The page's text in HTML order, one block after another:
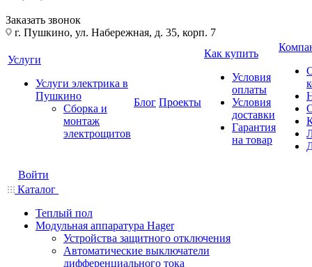
Заказать звонок
г. Пушкино, ул. Набережная, д. 35, корп. 7
Услуги
Услуги электрика в
Пушкино
Сборка и
монтаж
электрощитов
Блог Проекты
Как купить
Условия
оплаты
Условия
доставки
Гарантия
на товар
Войти
Каталог
Теплый пол
Модульная аппаратура Hager
Устройства защитного отключения
Автоматические выключатели
дифференциального тока